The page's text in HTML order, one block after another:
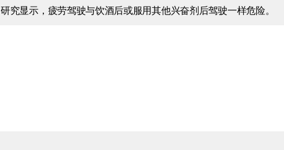
研究显示，疲劳驾驶与饮酒后或服用其他兴奋剂后驾驶一样危险。